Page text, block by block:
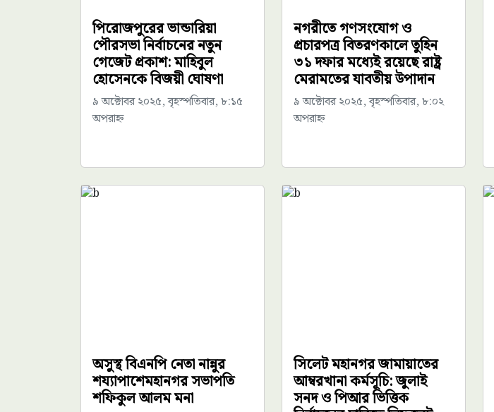
পিরোজপুরের ভান্ডারিয়া
পৌরসভা নির্বাচনের নতুন
গেজেট প্রকাশ: মাহিবুল
হোসেনকে বিজয়ী ঘোষণা
৯ অক্টোবর ২০২৫, বৃহস্পতিবার, ৮:১৫
অপরাহ্ন
নগরীতে গণসংযোগ ও
প্রচারপত্র বিতরণকালে তুহিন
৩১ দফার মধ্যেই রয়েছে রাষ্ট্র
মেরামতের যাবতীয় উপাদান
৯ অক্টোবর ২০২৫, বৃহস্পতিবার, ৮:০২
অপরাহ্ন
অসুস্থ বিএনপি নেতা নান্নুর
শয্যাপাশেমহানগর সভাপতি
শফিকুল আলম মনা
সিলেট মহানগর জামায়াতের
আম্বরখানা কর্মসূচি: জুলাই
সনদ ও পিআর ভিত্তিক